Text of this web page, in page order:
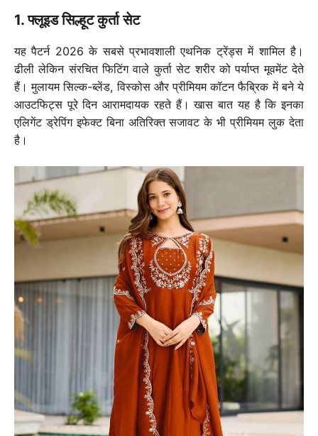
1. फ्लूइड सिल्हूट कुर्ता सेट
यह पैटर्न 2026 के सबसे प्रभावशाली एथनिक ट्रेंड्स में शामिल है।
ढीली लेकिन संरचित फिटिंग वाले कुर्ता सेट शरीर को पर्याप्त मूवमेंट देते
हैं। मुलायम सिल्क-ब्लेंड, विस्कोस और प्रीमियम कॉटन फैब्रिक में बने ये
आउटफिट्स पूरे दिन आरामदायक रहते हैं। खास बात यह है कि इनका
एलिगेंट ड्रेपिंग इफेक्ट बिना अतिरिक्त सजावट के भी प्रीमियम लुक देता
है।